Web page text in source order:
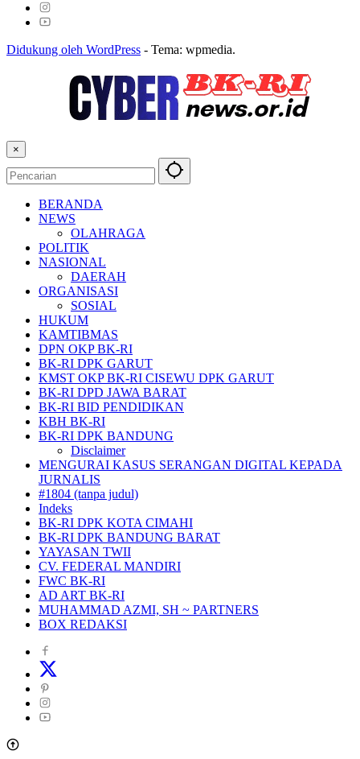
Didukung oleh WordPress - Tema: wpmedia.
×
BERANDA
NEWS
OLAHRAGA
POLITIK
NASIONAL
DAERAH
ORGANISASI
SOSIAL
HUKUM
KAMTIBMAS
DPN OKP BK-RI
BK-RI DPK GARUT
KMST OKP BK-RI CISEWU DPK GARUT
BK-RI DPD JAWA BARAT
BK-RI BID PENDIDIKAN
KBH BK-RI
BK-RI DPK BANDUNG
Disclaimer
MENGURAI KASUS SERANGAN DIGITAL KEPADA
JURNALIS
#1804 (tanpa judul)
Indeks
BK-RI DPK KOTA CIMAHI
BK-RI DPK BANDUNG BARAT
YAYASAN TWII
CV. FEDERAL MANDIRI
FWC BK-RI
AD ART BK-RI
MUHAMMAD AZMI, SH ~ PARTNERS
BOX REDAKSI